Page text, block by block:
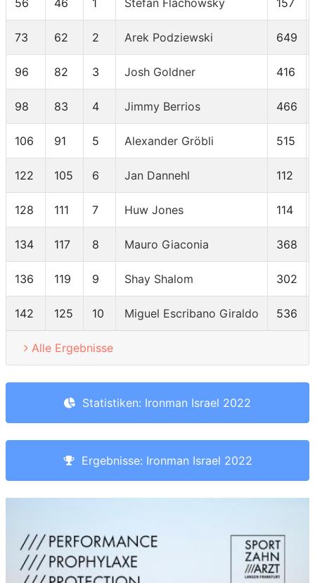
56 46 1 Stefan Flachowsky 157
73 62 2 Arek Podziewski 649
96 82 3 Josh Goldner 416
98 83 4 Jimmy Berrios 466
106 91 5 Alexander Gröbli 515
122 105 6 Jan Dannehl 112
128 111 7 Huw Jones 114
134 117 8 Mauro Giaconia 368
136 119 9 Shay Shalom 302
142 125 10 Miguel Escribano Giraldo 536
Alle Ergebnisse
Statistiken: Ironman Israel 2022
Ergebnisse: Ironman Israel 2022